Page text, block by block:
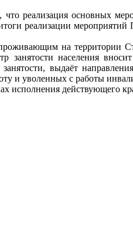
реализация основных
реализации мероприятий
на территории
населения
выдаёт
и уволенных с работы
исполнения действующего